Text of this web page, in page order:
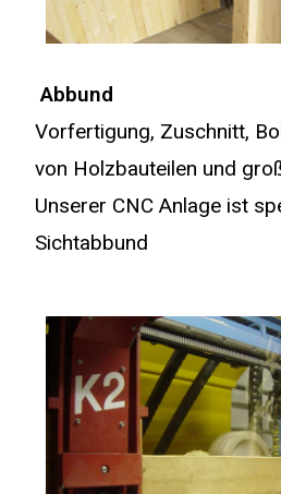
Abbund
Vorfertigung, Zuschnitt,
von Holzbauteilen und
Unserer CNC Anlage ist
Sichtabbund